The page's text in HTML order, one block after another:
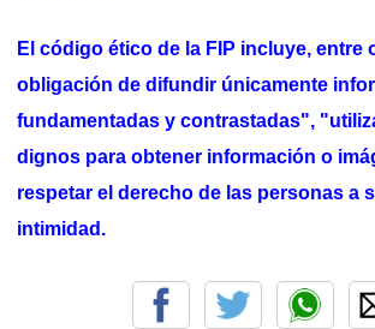
El código ético de la FIP incluye, entre
obligación de difundir únicamente
fundamentadas y contrastadas",
dignos para obtener información o
respetar el derecho de las personas a
intimidad.